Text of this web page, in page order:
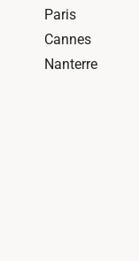
Paris
Cannes
Nanterre